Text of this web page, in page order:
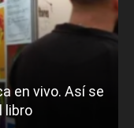
en vivo. Así se
libro